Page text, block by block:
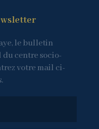
le bulletin
du centre socio-
votre mail ci-